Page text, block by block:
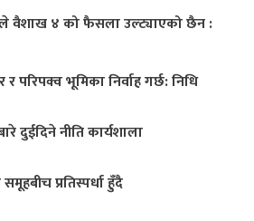
वैशाख ४ को फैसला उल्ट्याएको छैन :
परिपक्व भूमिका निर्वाह गर्छ: निधि
दुईदिने नीति कार्यशाला
प्रतिस्पर्धा हुँदै